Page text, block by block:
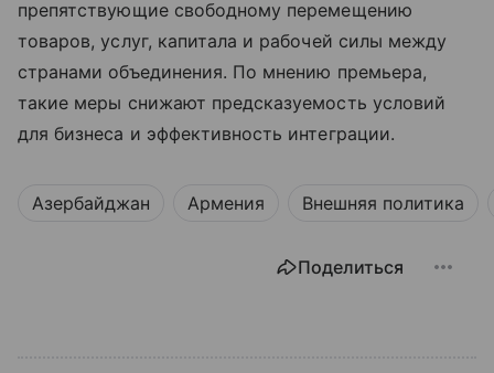
препятствующие свободному перемещению
товаров, услуг, капитала и рабочей силы между
странами объединения. По мнению премьера,
такие меры снижают предсказуемость условий
для бизнеса и эффективность интеграции.
Азербайджан Армения Внешняя политика
Поделиться